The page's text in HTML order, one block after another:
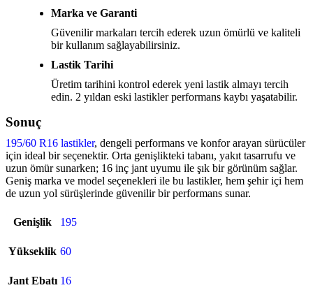
Marka ve Garanti
Güvenilir markaları tercih ederek uzun ömürlü ve kaliteli
bir kullanım sağlayabilirsiniz.
Lastik Tarihi
Üretim tarihini kontrol ederek yeni lastik almayı tercih
edin. 2 yıldan eski lastikler performans kaybı yaşatabilir.
Sonuç
195/60 R16 lastikler, dengeli performans ve konfor arayan sürücüler
için ideal bir seçenektir. Orta genişlikteki tabanı, yakıt tasarrufu ve
uzun ömür sunarken; 16 inç jant uyumu ile şık bir görünüm sağlar.
Geniş marka ve model seçenekleri ile bu lastikler, hem şehir içi hem
de uzun yol sürüşlerinde güvenilir bir performans sunar.
Genişlik 195
Yükseklik 60
Jant Ebatı 16